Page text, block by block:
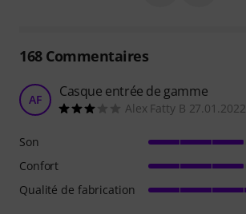
168Commentaires
AF Casque entrée de gamme
Alex Fatty B 27.01.2022
Son
Confort
Qualité de fabrication